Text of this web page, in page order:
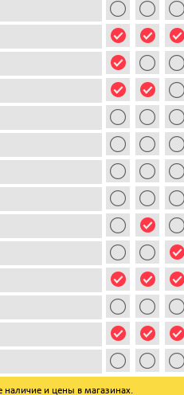
и цены в магазинах.